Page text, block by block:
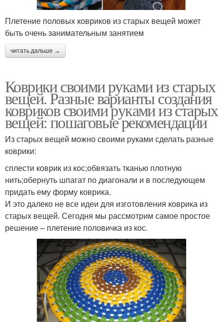
Круглый коврик Красивые коврики
Коврики из футболок Коврики из лоскутов
Коврик из шпагата
Футболки в яркие
Плетение половых ковриков из старых вещей может
быть очень занимательным занятием
читать дальше →
Коврики своими руками из старых
вещей. Разные варианты создания
ковриков своими руками из старых
вещей: пошаговые рекомендации
Из старых вещей можно своими руками сделать разные
коврики:
сплести коврик из кос;обвязать тканью плотную
нить;обернуть шпагат по диагонали и в последующем
придать ему форму коврика.
И это далеко не все идеи для изготовления коврика из
старых вещей. Сегодня мы рассмотрим самое простое
решение – плетение половичка из кос.